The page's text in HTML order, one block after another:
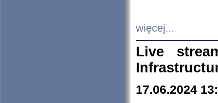
więcej...
Live
17.06.2024